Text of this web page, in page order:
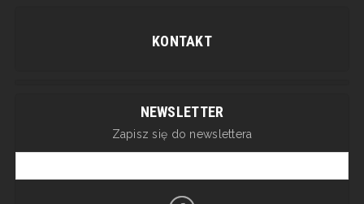
KONTAKT
NEWSLETTER
Zapisz się do newslettera